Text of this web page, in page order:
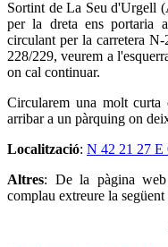
Sortint de La Seu d'Urgell
per la dreta ens portaria
circulant per la carretera
228/229, veurem a
on cal continuar.
Circularem una molt curta
arribar a un pàrquing on
Localització: N 42 21 27 E
Altres: De la pàgina web
complau extreure la